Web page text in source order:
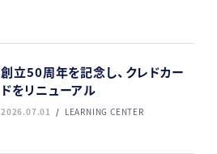
創立50周年を記念し、クレドカー
ドをリニューアル
2026.07.01 LEARNING CENTER